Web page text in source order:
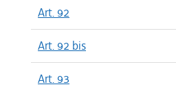
Art. 92
Art. 92 bis
Art. 93